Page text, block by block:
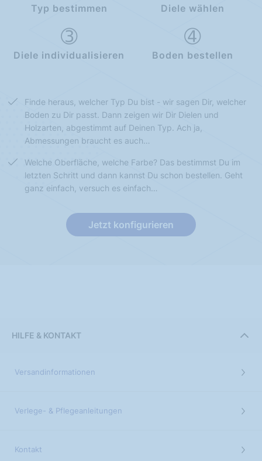
Typ bestimmen Diele wählen
Diele individualisieren Boden bestellen
Finde heraus, welcher Typ Du bist - wir sagen Dir, welcher
Boden zu Dir passt. Dann zeigen wir Dir Dielen und
Holzarten, abgestimmt auf Deinen Typ. Ach ja,
Abmessungen braucht es auch…
Welche Oberfläche, welche Farbe? Das bestimmst Du im
letzten Schritt und dann kannst Du schon bestellen. Geht
ganz einfach, versuch es einfach…
Jetzt konfigurieren
HILFE & KONTAKT
Versandinformationen
Verlege- & Pflegeanleitungen
Kontakt